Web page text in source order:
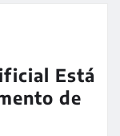
Está
de